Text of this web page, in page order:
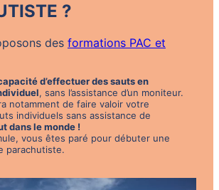
?
des formations PAC et
d’effectuer des sauts en
, sans l’assistance d’un moniteur.
notamment de faire valoir votre
individuels sans assistance de
dans le monde !
vous êtes paré pour débuter une
parachutiste.